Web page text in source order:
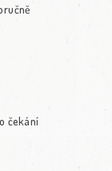
čekání